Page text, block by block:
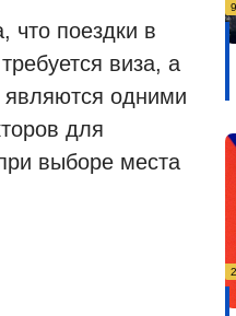
что поездки в
виза, а
одними
для
выборе места